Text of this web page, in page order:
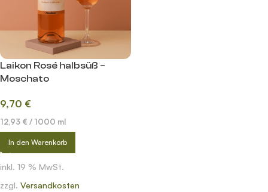
Laikon Rosé halbsüß –
Moschato
9,70 €
12,93 € / 1000 ml
In den Warenkorb
inkl. 19 % MwSt.
zzgl. Versandkosten